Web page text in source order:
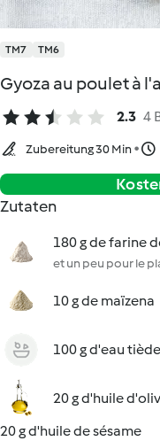
TM7 TM6
Gyoza au poulet à
2.3 4
Zubereitung 30 Min
Zutaten
180 g de farine
et un peu pour le
10 g de maïzena
100 g d'eau tiède
20 g d'huile
20 g d'huile de sésame